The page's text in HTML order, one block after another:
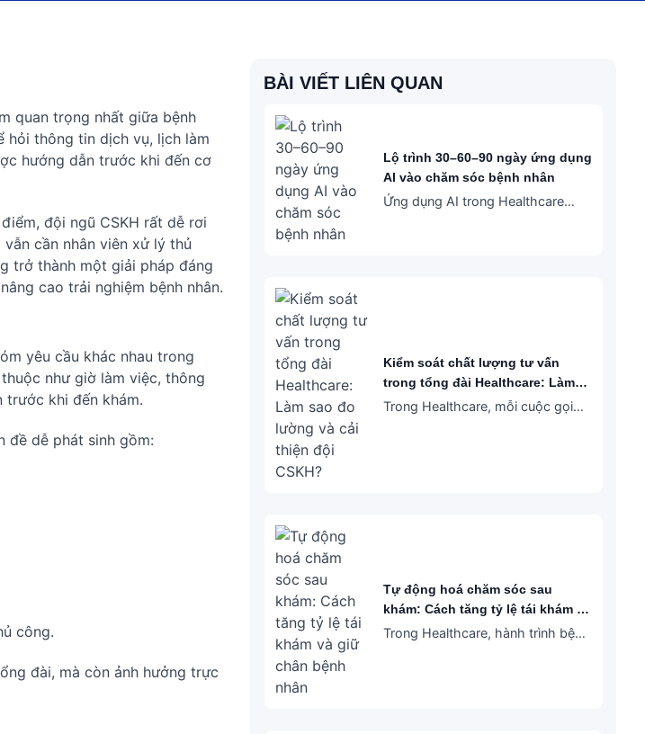
quan trọng nhất giữa bệnh
hỏi thông tin dịch vụ, lịch làm
hướng dẫn trước khi đến cơ
đội ngũ CSKH rất dễ rơi
cần nhân viên xử lý thủ
trở thành một giải pháp đáng
cao trải nghiệm bệnh nhân.
yêu cầu khác nhau trong
như giờ làm việc, thông
trước khi đến khám.
đề dễ phát sinh gồm:
công.
đài, mà còn ảnh hưởng trực
BÀI VIẾT LIÊN QUAN
Lộ trình 30–60–90 ngày ứng dụng
AI vào chăm sóc bệnh nhân
Ứng dụng AI trong Healthcare
Kiểm soát chất lượng tư vấn
trong tổng đài Healthcare: Làm
sao đo lường và cải thiện đội
Trong Healthcare, mỗi cuộc gọi
Tự động hoá chăm sóc sau
khám: Cách tăng tỷ lệ tái khám và
giữ chân bệnh nhân
Trong Healthcare, hành trình bệnh